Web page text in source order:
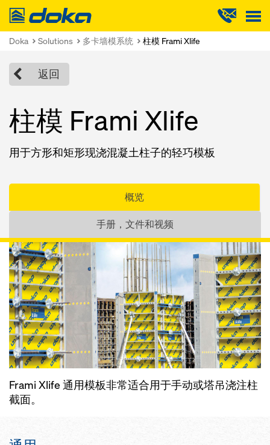
Doka
Doka Solutions 多卡墙模系统 柱模 Frami Xlife
返回
柱模 Frami Xlife
用于方形和矩形现浇混凝土柱子的轻巧模板
概览
手册，文件和视频
Frami Xlife 通用模板非常适合用于手动或塔吊浇注柱
截面。